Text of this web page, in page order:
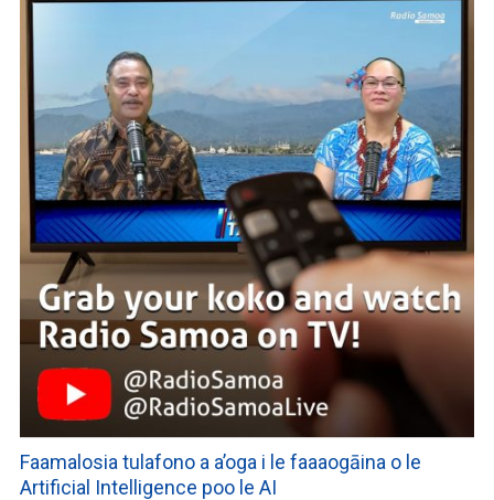
Faamalosia tulafono a a’oga i le faaaogāina o le
Artificial Intelligence poo le AI